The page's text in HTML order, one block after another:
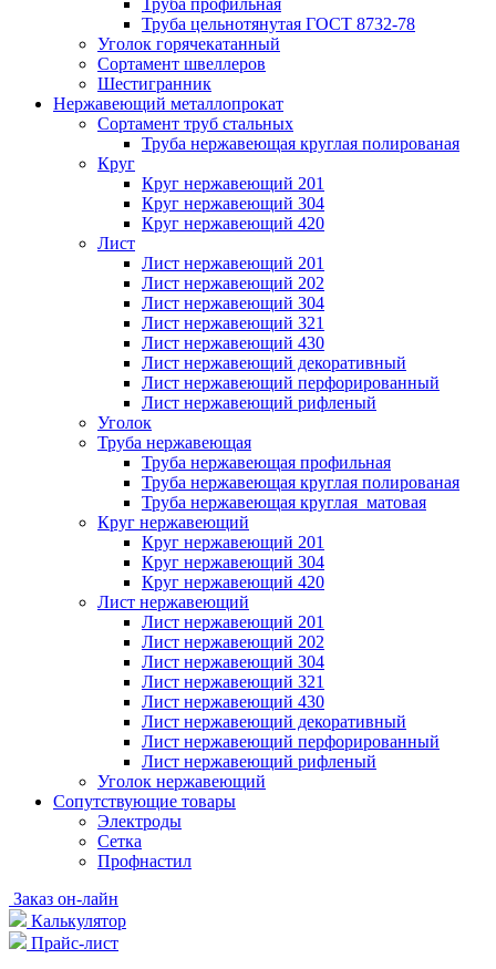
Труба цельнотянутая ГОСТ 8732-78
Уголок горячекатанный
Сортамент швеллеров
Шестигранник
Нержавеющий металлопрокат
Сортамент труб стальных
Труба нержавеющая круглая полированая
Круг
Круг нержавеющий 201
Круг нержавеющий 304
Круг нержавеющий 420
Лист
Лист нержавеющий 201
Лист нержавеющий 202
Лист нержавеющий 304
Лист нержавеющий 321
Лист нержавеющий 430
Лист нержавеющий декоративный
Лист нержавеющий перфорированный
Лист нержавеющий рифленый
Уголок
Труба нержавеющая
Труба нержавеющая профильная
Труба нержавеющая круглая полированая
Труба нержавеющая круглая матовая
Круг нержавеющий
Круг нержавеющий 201
Круг нержавеющий 304
Круг нержавеющий 420
Лист нержавеющий
Лист нержавеющий 201
Лист нержавеющий 202
Лист нержавеющий 304
Лист нержавеющий 321
Лист нержавеющий 430
Лист нержавеющий декоративный
Лист нержавеющий перфорированный
Лист нержавеющий рифленый
Уголок нержавеющий
Cопутствующие товары
Электроды
Сетка
Профнастил
Заказ он-лайн
Калькулятор
Прайс-лист